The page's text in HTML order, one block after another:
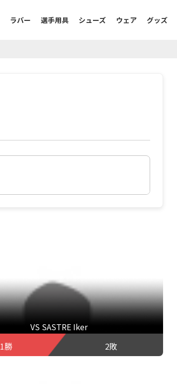
ラバー 選手用具 シューズ ウェア グッズ
VS SASTRE Iker
1勝
2敗